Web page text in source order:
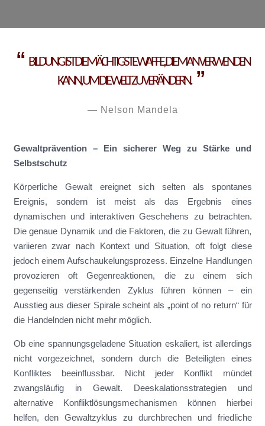
BILDUNG IST DIE MÄCHTIGSTE WAFFE, DIE MAN VERWENDEN
KANN, UM DIE WELT ZU VERÄNDERN.
Nelson Mandela
Gewaltprävention – Ein sicherer Weg zu Stärke und
Selbstschutz
Körperliche Gewalt ereignet sich selten als spontanes
Ereignis, sondern ist meist als das Ergebnis eines
dynamischen und interaktiven Geschehens zu betrachten.
Die genaue Dynamik und die Faktoren, die zu Gewalt führen,
variieren zwar nach Kontext und Situation, oft folgt diese
jedoch einem Aufschaukelungsprozess. Einzelne Handlungen
provozieren oft Gegenreaktionen, die zu einem sich
gegenseitig verstärkenden Zyklus führen können – ein
Ausstieg aus dieser Spirale scheint als „point of no return“ für
die Handelnden nicht mehr möglich.
Ob eine spannungsgeladene Situation eskaliert, ist allerdings
nicht vorgezeichnet, sondern durch die Beteiligten eines
Konfliktes beeinflussbar. Nicht jeder Konflikt mündet
zwangsläufig in Gewalt. Deeskalationsstrategien und
alternative Konfliktlösungsmechanismen können hierbei
helfen, den Gewaltzyklus zu durchbrechen und friedliche